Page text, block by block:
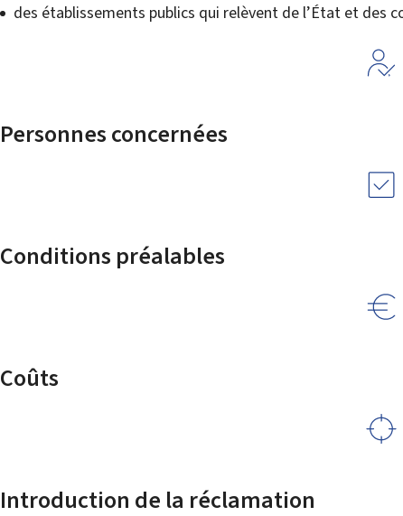
des établissements publics qui relèvent de l’État et des
Personnes concernées
Conditions préalables
Coûts
Introduction de la réclamation